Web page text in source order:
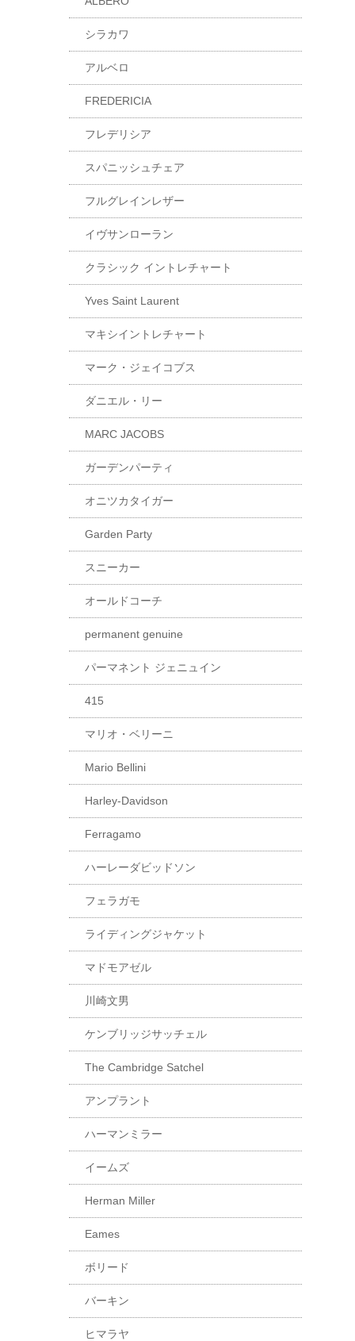
シラカワ
アルベロ
FREDERICIA
フレデリシア
スパニッシュチェア
フルグレインレザー
イヴサンローラン
クラシック イントレチャート
Yves Saint Laurent
マキシイントレチャート
マーク・ジェイコブス
ダニエル・リー
MARC JACOBS
ガーデンパーティ
オニツカタイガー
Garden Party
スニーカー
オールドコーチ
permanent genuine
パーマネント ジェニュイン
415
マリオ・ベリーニ
Mario Bellini
Harley-Davidson
Ferragamo
ハーレーダビッドソン
フェラガモ
ライディングジャケット
マドモアゼル
川崎文男
ケンブリッジサッチェル
The Cambridge Satchel
アンプラント
ハーマンミラー
イームズ
Herman Miller
Eames
ボリード
バーキン
ヒマラヤ